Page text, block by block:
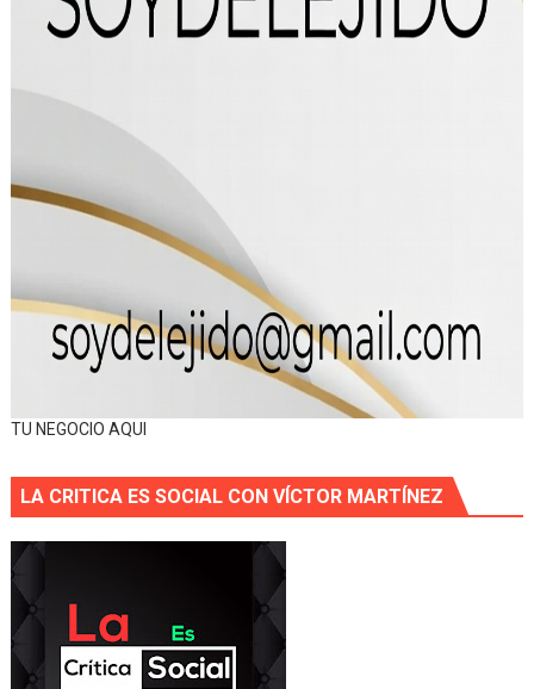
TU NEGOCIO AQUI
LA CRITICA ES SOCIAL CON VÍCTOR MARTÍNEZ